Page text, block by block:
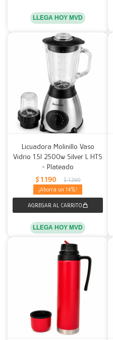
LLEGA HOY MVD
Licuadora Molinillo Vaso
Vidrio 1.5l 2500w Silver L HTS
- Plateado
$ 1.190 $ 1.390
14
LLEGA HOY MVD